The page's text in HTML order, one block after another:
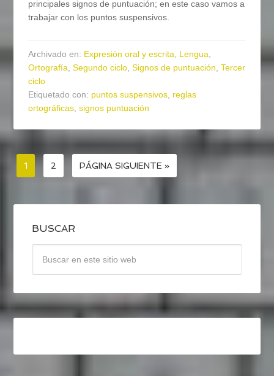
principales signos de puntuación; en este caso vamos a
trabajar con los puntos suspensivos.
Archivado en: Expresión oral y escrita, Lengua,
Ortografía,Segundo ciclo,Signos de puntuación,Tercer
ciclo
Etiquetado con: puntos suspensivos, reglas
ortográficas,signos puntuación
1 2 PÁGINA SIGUIENTE »
BUSCAR